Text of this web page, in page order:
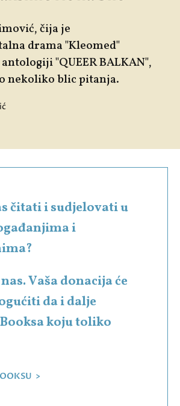
čija je
drama "Kleomed"
"QUEER BALKAN",
nekoliko blic pitanja.
čitati i sudjelovati u
i
Vaša donacija će
da i dalje
koju toliko
>